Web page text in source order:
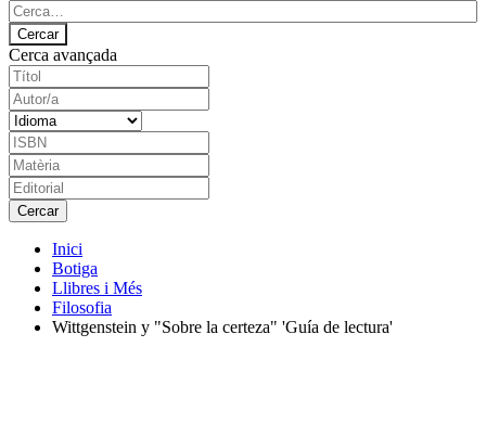
Cerca avançada
Inici
Botiga
Llibres i Més
Filosofia
Wittgenstein y "Sobre la certeza" 'Guía de lectura'